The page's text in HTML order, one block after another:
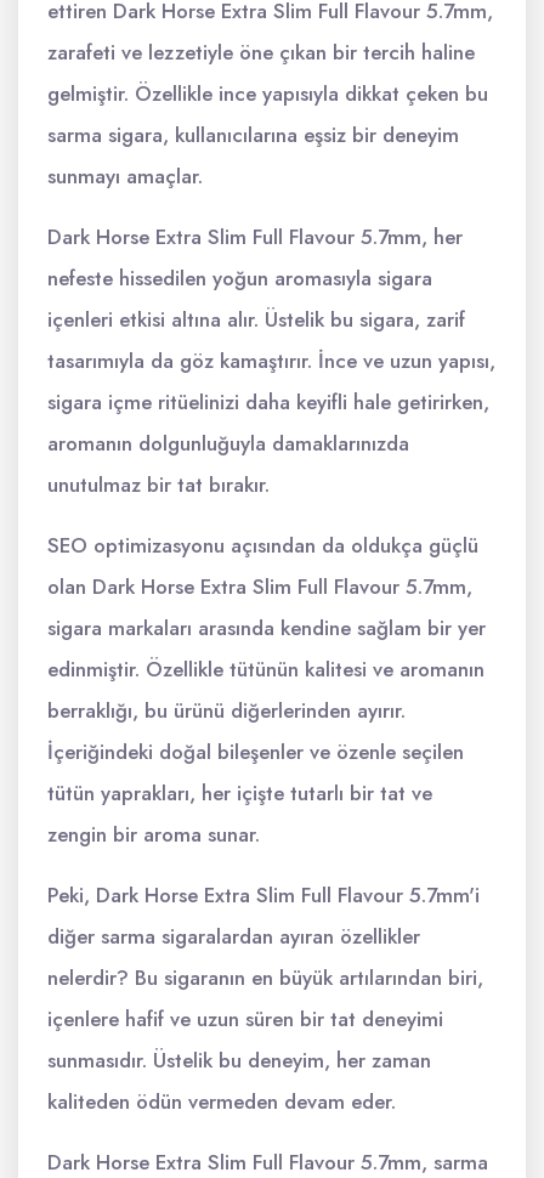
ettiren Dark Horse Extra Slim Full Flavour 5.7mm,
zarafeti ve lezzetiyle öne çıkan bir tercih haline
gelmiştir. Özellikle ince yapısıyla dikkat çeken bu
sarma sigara, kullanıcılarına eşsiz bir deneyim
sunmayı amaçlar.
Dark Horse Extra Slim Full Flavour 5.7mm, her
nefeste hissedilen yoğun aromasıyla sigara
içenleri etkisi altına alır. Üstelik bu sigara, zarif
tasarımıyla da göz kamaştırır. İnce ve uzun yapısı,
sigara içme ritüelinizi daha keyifli hale getirirken,
aromanın dolgunluğuyla damaklarınızda
unutulmaz bir tat bırakır.
SEO optimizasyonu açısından da oldukça güçlü
olan Dark Horse Extra Slim Full Flavour 5.7mm,
sigara markaları arasında kendine sağlam bir yer
edinmiştir. Özellikle tütünün kalitesi ve aromanın
berraklığı, bu ürünü diğerlerinden ayırır.
İçeriğindeki doğal bileşenler ve özenle seçilen
tütün yaprakları, her içişte tutarlı bir tat ve
zengin bir aroma sunar.
Peki, Dark Horse Extra Slim Full Flavour 5.7mm'i
diğer sarma sigaralardan ayıran özellikler
nelerdir? Bu sigaranın en büyük artılarından biri,
içenlere hafif ve uzun süren bir tat deneyimi
sunmasıdır. Üstelik bu deneyim, her zaman
kaliteden ödün vermeden devam eder.
Dark Horse Extra Slim Full Flavour 5.7mm, sarma